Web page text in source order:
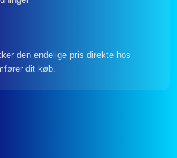
den endelige pris direkte hos
dit køb.